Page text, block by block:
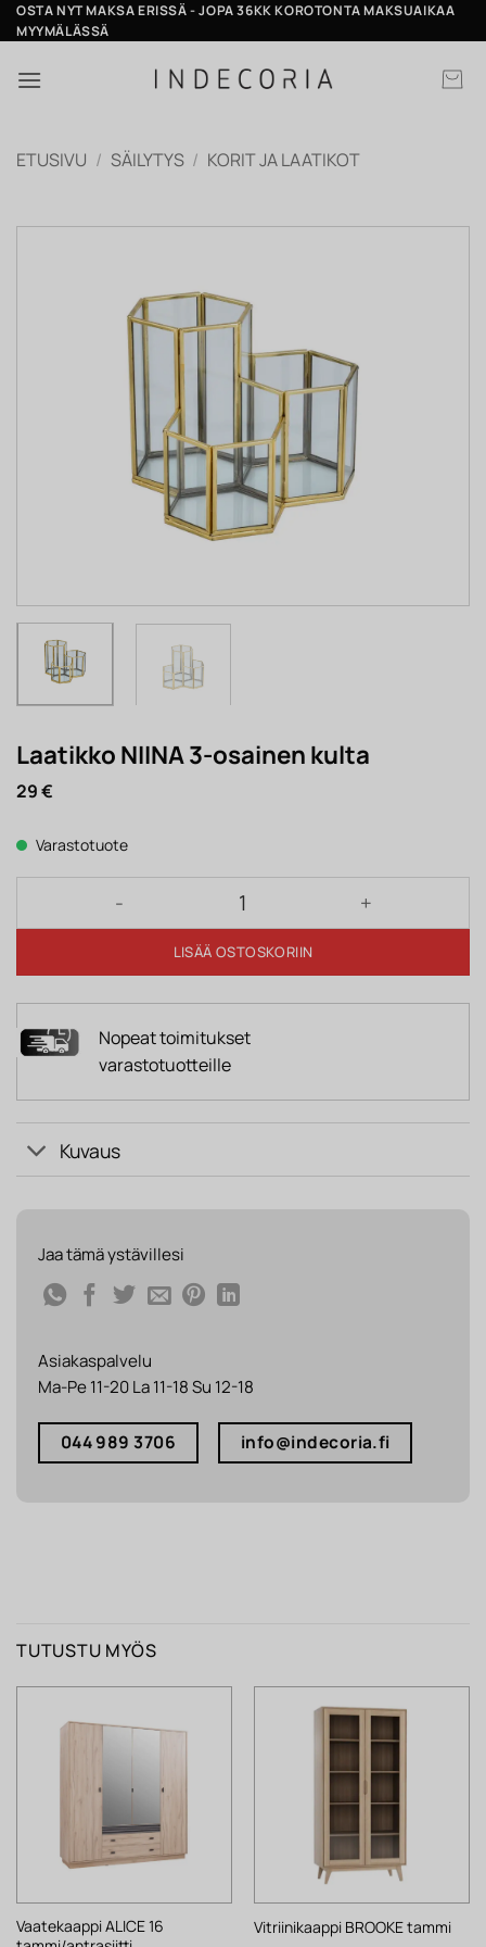
Skip
to
OSTA NYT MAKSA ERISSÄ - JOPA 36KK KOROTONTA MAKSUAIKAA
MYYMÄLÄSSÄ
ETUSIVU / SÄILYTYS / KORIT JA LAATIKOT
Laatikko NIINA 3-osainen kulta
29€
Varastotuote
Laatikko NIINA 3-osainen kulta määrä
LISÄÄ OSTOSKORIIN
Nopeat toimitukset
varastotuotteille
Kuvaus
Jaa tämä ystävillesi
Asiakaspalvelu
Ma-Pe 11-20 La 11-18 Su 12-18
044 989 3706 info@indecoria.fi
TUTUSTU MYÖS
Vaatekaappi ALICE 16
Vitriinikaappi BROOKE tammi